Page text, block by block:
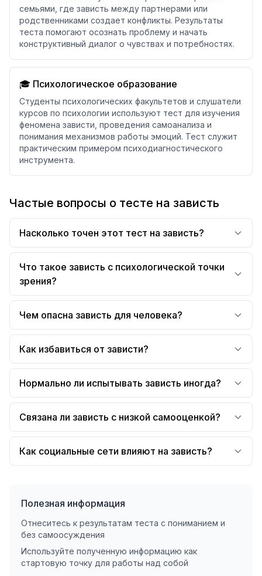
семьями, где зависть между партнерами или
родственниками создает конфликты. Результаты
теста помогают осознать проблему и начать
конструктивный диалог о чувствах и потребностях.
🎓 Психологическое образование
Студенты психологических факультетов и слушатели
курсов по психологии используют тест для изучения
феномена зависти, проведения самоанализа и
понимания механизмов работы эмоций. Тест служит
практическим примером психодиагностического
инструмента.
Частые вопросы о тесте на зависть
Насколько точен этот тест на зависть?
Что такое зависть с психологической точки
зрения?
Чем опасна зависть для человека?
Как избавиться от зависти?
Нормально ли испытывать зависть иногда?
Связана ли зависть с низкой самооценкой?
Как социальные сети влияют на зависть?
Полезная информация
Отнеситесь к результатам теста с пониманием и
без самоосуждения
Используйте полученную информацию как
стартовую точку для работы над собой